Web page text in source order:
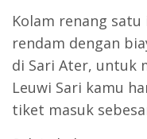
Kolam renang
rendam dengan
di Sari Ater, untuk
Leuwi Sari kamu
tiket masuk